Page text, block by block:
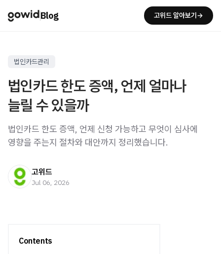
Blog 고위드 알아보기→
법인카드관리
법인카드 한도 증액, 언제 얼마나
늘릴 수 있을까
법인카드 한도 증액, 언제 신청 가능하고 무엇이 심사에
영향을 주는지 절차와 대안까지 정리했습니다.
고위드
Jul 06, 2026
Contents